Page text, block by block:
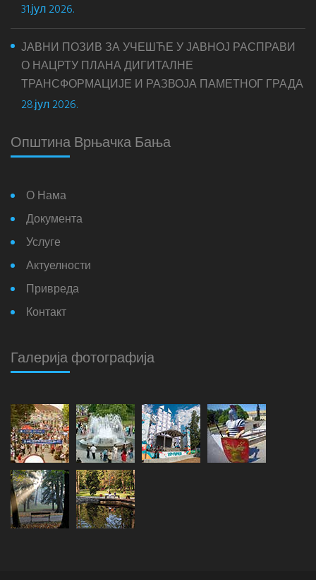
31.јул 2026.
ЈАВНИ ПОЗИВ ЗА УЧЕШЋЕ У ЈАВНОЈ РАСПРАВИ
О НАЦРТУ ПЛАНА ДИГИТАЛНЕ
ТРАНСФОРМАЦИЈЕ И РАЗВОЈА ПАМЕТНОГ ГРАДА
28.јул 2026.
Општина Врњачка Бања
О Нама
Документа
Услуге
Актуелности
Привреда
Контакт
Галерија фотографија